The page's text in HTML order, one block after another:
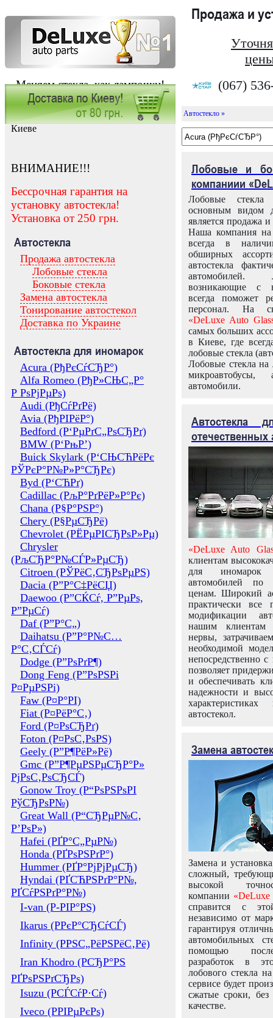
Меняем стекла, как лампочки!
Продажа и
(067)
Заказать установку автостекла в
Киеве
ВНИМАНИЕ!!!
Бессрочная гарантия на
установку автостекла!
Установка от 250 грн.
Автостекла
Продажа автостекла
Лобовые стекла
Боковые стекла
Замена автостекла
Тонирование автостекол
Доставка по Украине
Автостекла для иномарок
Acura (РђРєСѓСЂР°)
Alfa Romeo (РђР»СЊС„Р°
Р РѕРјРµРѕ)
Audi (РђСѓРґРё)
Avia (РђРІРёР°)
Bedford (Р‘РµРґС„РѕСЂРґ)
BMW (Р‘РњР’)
Buick Skylark (Р‘СЊСЋРёРє
РЎРєР°Р№Р»Р°СЂРє)
Byd (Р‘СЋРґ)
Cadillac (РљР°РґРёР»Р°Рє)
Chana (Р§Р°РЅР°)
Chery (Р§РµСЂРё)
Chevrolet (РЁРµРІСЂРѕР»Рµ)
Chrysler
(РљСЂР°Р№СЃР»РµСЂ)
Citroen (РЎРёС‚СЂРѕРµРЅ)
Dacia (Р”Р°С‡РёСЏ)
Daewoo (Р”СЌСѓ, Р”РµРѕ,
Р”РµСѓ)
Daf (Р”Р°С„)
Daihatsu (Р”Р°Р№С…
Р°С‚СЃСѓ)
Dodge (Р”РѕРґР¶)
Dong Feng (Р”РѕРЅРі
Р¤РµРЅРі)
Faw (Р¤Р°РІ)
Fiat (Р¤РёР°С‚)
Ford (Р¤РѕСЂРґ)
Foton (Р¤РѕС‚РѕРЅ)
Geely (Р”Р¶РёР»Рё)
Gmc (Р”Р¶РµРЅРµСЂР°Р»
РјРѕС‚РѕСЂСЃ)
Gonow Troy (Р“РѕРЅРѕРІ
РўСЂРѕР№)
Great Wall (Р“СЂРµР№С‚
Р’РѕР»)
Hafei (РҐР°С„РµР№)
Honda (РҐРѕРЅРґР°)
Hummer (РҐР°РјРјРµСЂ)
Hyndai (РҐСЋРЅРґР°Р№,
РҐСѓРЅРґР°Р№)
I-van (Р-РІР°РЅ)
Ikarus (РРєР°СЂСѓСЃ)
Infinity (РРЅС„РёРЅРёС‚Рё)
Iran Khodro (РСЂР°РЅ
РҐРѕРЅРґСЂРѕ)
Isuzu (РСЃСѓР·Сѓ)
Iveco (РРІРµРєРѕ)
Автостекло »
Лобовые и
компаниии
Лобовые
основным видом
является продажа и
Наша компания на
всегда в
обширных
автостекла
возникающие с
всегда поможет
персонал. На
«DeLuxe Auto
самых больших
в Киеве, где
лобовые стекла
Лобовые стекла на
микроавтобусы,
автомобили.
Автостекла
отечественных
«DeLuxe Auto
клиентам
для иномарок
автомобилей
ценам. Широкий
практически все
модификации
нашим клиентам
нервы,
необходимой
непосредственно
позволяет
и обеспечивать
надежности и
автостекол.
Замена
Замена и
сложный,
высокой
компании «DeLuxe
справится с
независимо от
гарантируя
автомобильных
помощью
разработок в
лобового стекла
сервисе будет
сжатые сроки,
качестве.